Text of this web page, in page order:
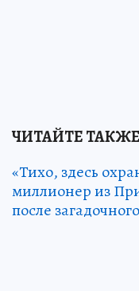
ЧИТАЙТЕ ТАКЖЕ
«Тихо, здесь
миллионер из
после